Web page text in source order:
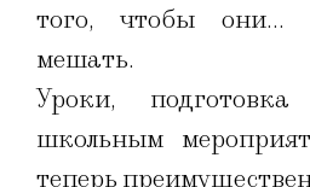
того, чтобы они…
мешать.
Уроки,
школьным
теперь